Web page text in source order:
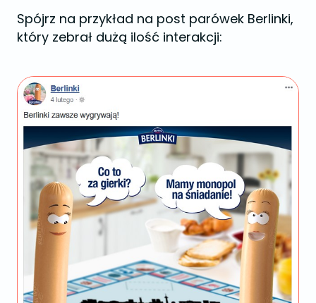
Spójrz na przykład na post parówek Berlinki,
który zebrał dużą ilość interakcji: